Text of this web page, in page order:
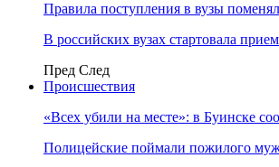
Правила поступления в вузы
В российских вузах стартовала
Пред След
Происшествия
«Всех убили на месте»: в Буинске
Полицейские поймали пожилого